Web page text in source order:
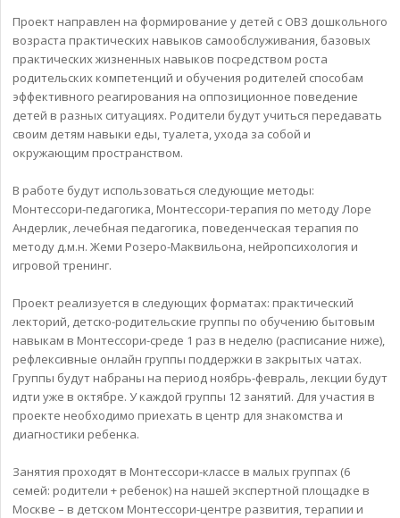
Проект направлен на формирование у детей с ОВЗ дошкольного
возраста практических навыков самообслуживания, базовых
практических жизненных навыков посредством роста
родительских компетенций и обучения родителей способам
эффективного реагирования на оппозиционное поведение
детей в разных ситуациях. Родители будут учиться передавать
своим детям навыки еды, туалета, ухода за собой и
окружающим пространством.
В работе будут использоваться следующие методы:
Монтессори-педагогика, Монтессори-терапия по методу Лоре
Андерлик, лечебная педагогика, поведенческая терапия по
методу д.м.н. Жеми Розеро-Маквильона, нейропсихология и
игровой тренинг.
Проект реализуется в следующих форматах: практический
лекторий, детско-родительские группы по обучению бытовым
навыкам в Монтессори-среде 1 раз в неделю (расписание ниже),
рефлексивные онлайн группы поддержки в закрытых чатах.
Группы будут набраны на период ноябрь-февраль, лекции будут
идти уже в октябре. У каждой группы 12 занятий. Для участия в
проекте необходимо приехать в центр для знакомства и
диагностики ребенка.
Занятия проходят в Монтессори-классе в малых группах (6
семей: родители + ребенок) на нашей экспертной площадке в
Москве – в детском Монтессори-центре развития, терапии и